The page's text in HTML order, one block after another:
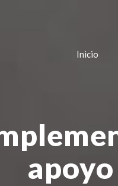
Inicio